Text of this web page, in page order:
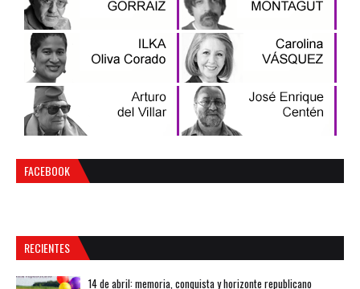
FACEBOOK
RECIENTES
14 de abril: memoria, conquista y horizonte republicano